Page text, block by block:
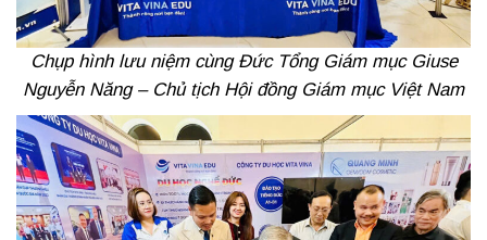
Chụp hình lưu niệm cùng Đức Tổng Giám mục Giuse
Nguyễn Năng – Chủ tịch Hội đồng Giám mục Việt Nam